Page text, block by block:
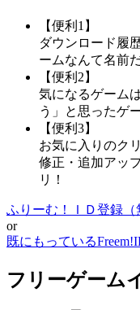
【便利1】
ダウンロード履
ームなんて名前
【便利2】
気になるゲーム
う」と思ったゲ
【便利3】
お気に入りのク
修正・追加アッ
リ！
ふりーむ！ＩＤ登録（
or
既にもっている
フリーゲーム